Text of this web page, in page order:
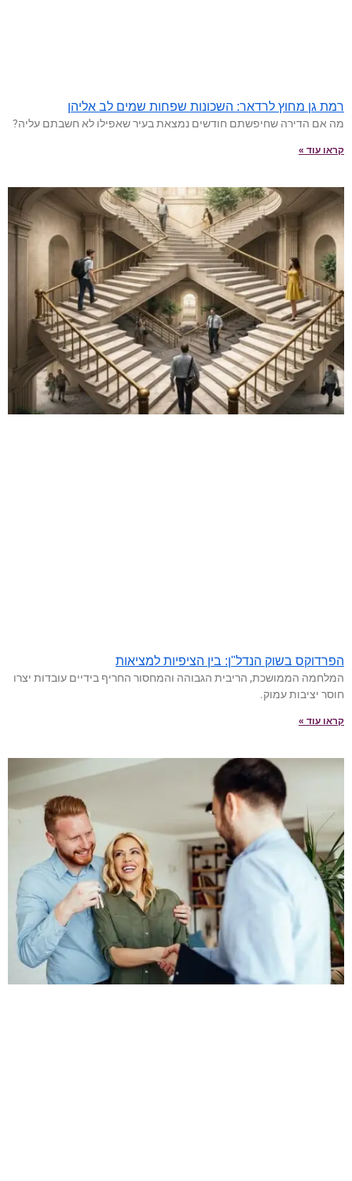
רמת גן מחוץ לרדאר: השכונות שפחות שמים לב אליהן
מה אם הדירה שחיפשתם חודשים נמצאת בעיר שאפילו לא חשבתם עליה?
קראו עוד »
הפרדוקס בשוק הנדל"ן: בין הציפיות למציאות
המלחמה הממושכת, הריבית הגבוהה והמחסור החריף בידיים עובדות יצרו
חוסר יציבות עמוק.
קראו עוד »